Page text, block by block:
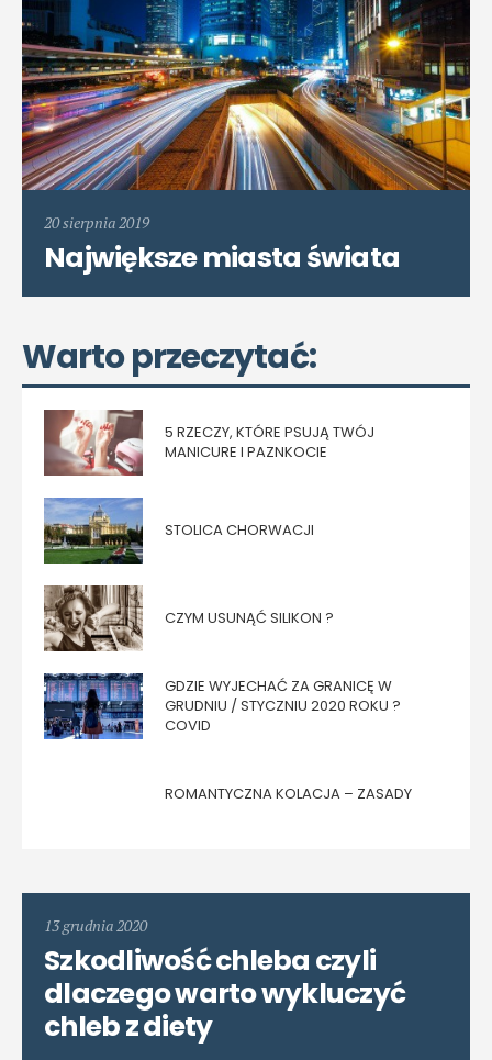
20 sierpnia 2019
Największe miasta świata
Warto przeczytać:
5 RZECZY, KTÓRE PSUJĄ TWÓJ
MANICURE I PAZNKOCIE
STOLICA CHORWACJI
CZYM USUNĄĆ SILIKON ?
GDZIE WYJECHAĆ ZA GRANICĘ W
GRUDNIU / STYCZNIU 2020 ROKU ?
COVID
ROMANTYCZNA KOLACJA – ZASADY
13 grudnia 2020
Szkodliwość chleba czyli
dlaczego warto wykluczyć
chleb z diety